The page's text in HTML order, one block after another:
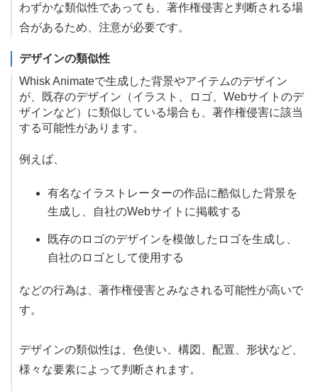
わずかな類似性であっても、著作権侵害と判断される場
合があるため、注意が必要です。
デザインの類似性
Whisk Animateで生成した背景やアイテムのデザイン
が、既存のデザイン（イラスト、ロゴ、Webサイトのデ
ザインなど）に類似している場合も、著作権侵害に該当
する可能性があります。
例えば、
有名なイラストレーターの作品に酷似した背景を
生成し、自社のWebサイトに掲載する
既存のロゴのデザインを模倣したロゴを生成し、
自社のロゴとして使用する
などの行為は、著作権侵害とみなされる可能性が高いで
す。
デザインの類似性は、色使い、構図、配置、形状など、
様々な要素によって判断されます。